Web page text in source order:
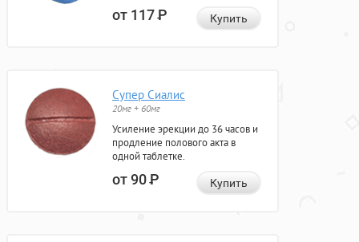
от 117Р Купить
Супер Сиалис
20мг + 60мг
Усиление эрекции до 36 часов и
продление полового акта в
одной таблетке.
от 90Р Купить